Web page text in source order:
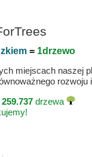
= 1drzewo
miejscach naszej
259.737drzewa